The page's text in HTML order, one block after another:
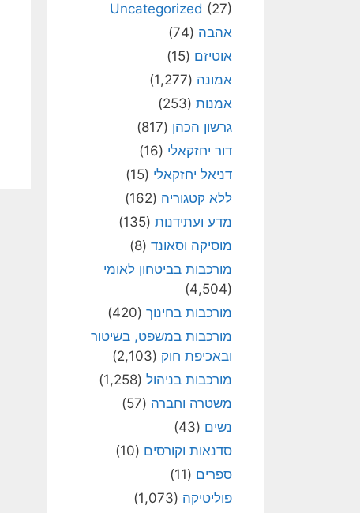
Uncategorized (27)
אהבה (74)
אוטיזם (15)
אמונה (1,277)
אמנות (253)
גרשון הכהן (817)
דור יחזקאלי (16)
דניאל יחזקאלי (15)
ללא קטגוריה (162)
מדע ועתידנות (135)
מוסיקה וסאונד (8)
מורכבות בביטחון לאומי
(4,504)
מורכבות בחינוך (420)
מורכבות במשפט, בשיטור
ובאכיפת חוק (2,103)
מורכבות בניהול (1,258)
משטרה וחברה (57)
נשים (43)
סדנאות וקורסים (10)
ספרים (11)
פוליטיקה (1,073)